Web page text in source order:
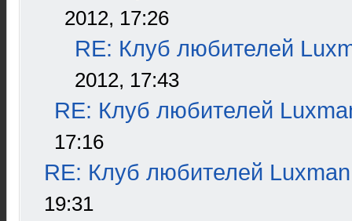
2012, 17:26
RE: Клуб любителей
2012, 17:43
RE: Клуб любителей
17:16
RE: Клуб любителей Luxman
19:31